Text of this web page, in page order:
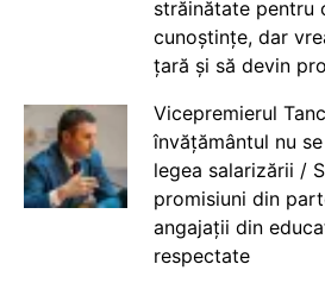
străinătate pentru
cunoștințe, dar
țară și să devin
Vicepremierul
învățământul nu
legea salarizării /
promisiuni din
angajații din
respectate